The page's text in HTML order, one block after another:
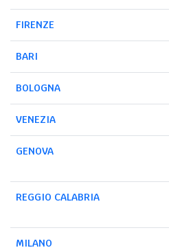
FIRENZE
BARI
BOLOGNA
VENEZIA
GENOVA
REGGIO CALABRIA
MILANO